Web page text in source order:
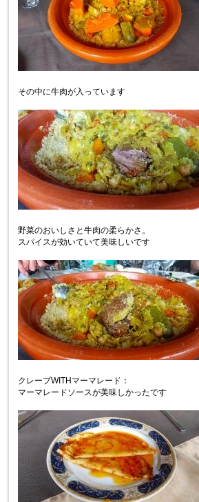
その中に牛肉が入っています
野菜のおいしさと牛肉の柔らかさ。
スパイスが効いていて美味しいです
クレープWITHマーマレード：
マーマレードソースが美味しかったです